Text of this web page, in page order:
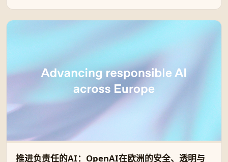
推进负责任的AI：OpenAI在欧洲的安全、透明与